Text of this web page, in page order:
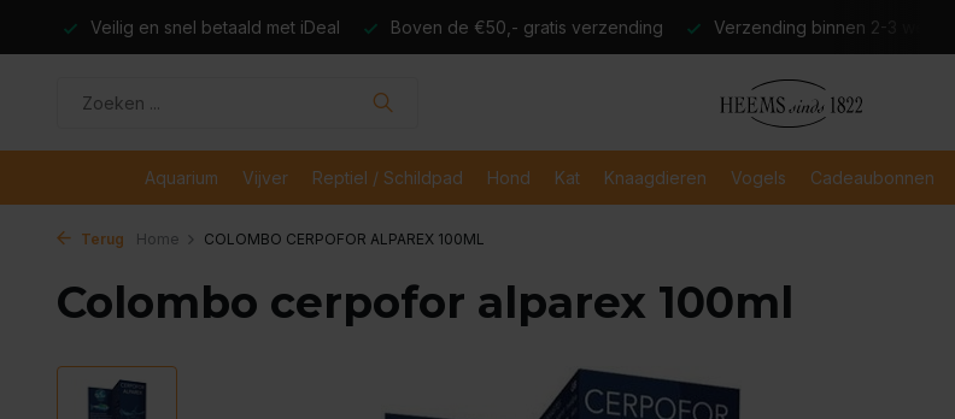
Veilig en snel betaald met iDeal Boven de €50,- gratis verzending Verzending binnen 2-3
Aquarium Vijver Reptiel / Schildpad Hond Kat Knaagdieren Vogels Cadeaubonnen
Terug Home COLOMBO CERPOFOR ALPAREX 100ML
Colombo cerpofor alparex 100ml